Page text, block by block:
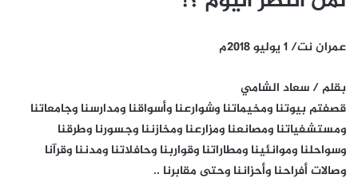
عمران نت/ 1 يوليو 2018م
بقلم / سعاد الشامي
قصفتم بيوتنا ومخيماتنا وشوارعنا وأسواقنا ومدارسنا وجامعاتنا
ومستشفياتنا ومصانعنا ومزارعنا ومخازننا وجسورنا وطرقنا
وسواحلنا وموانئينا ومطاراتنا وقواربنا وحافلاتنا ومدننا وقرآنا
وصالات أفراحنا وأحزاننا وحتى مقابرنا ..